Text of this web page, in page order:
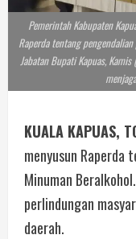
Pemerintah Kabupaten
Raperda tentang
Jabatan Bupati Kapuas,
KUALA KAPUAS,
menyusun Raperda
Minuman
perlindungan
daerah.